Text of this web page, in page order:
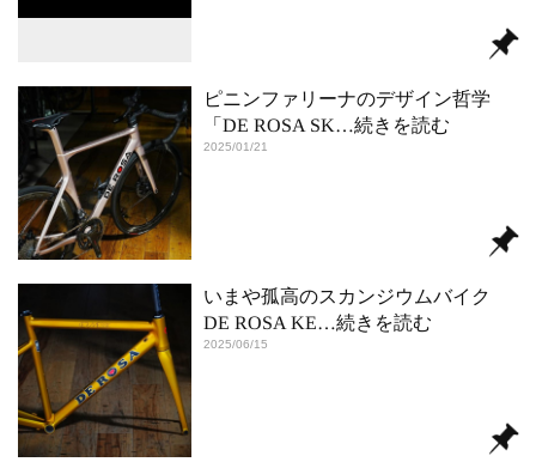
ピニンファリーナのデザイン哲学
「DE ROSA SK…続きを読む
2025/01/21
いまや孤高のスカンジウムバイク
DE ROSA KE…続きを読む
2025/06/15